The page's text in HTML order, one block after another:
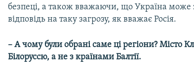
безпеці, а також вважаючи, що Україна може
відповідь на таку загрозу, як вважає Росія.
– А чому були обрані саме ці регіони? Місто
Білоруссю, а не з країнами Балтії.